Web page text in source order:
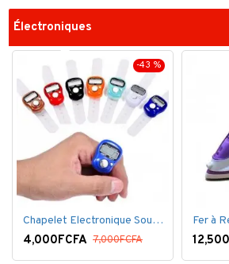
Électroniques
-43 %
Chapelet Electronique Sous Forme De Bague Tasbih
4,000FCFA 7,000FCFA
Fer à